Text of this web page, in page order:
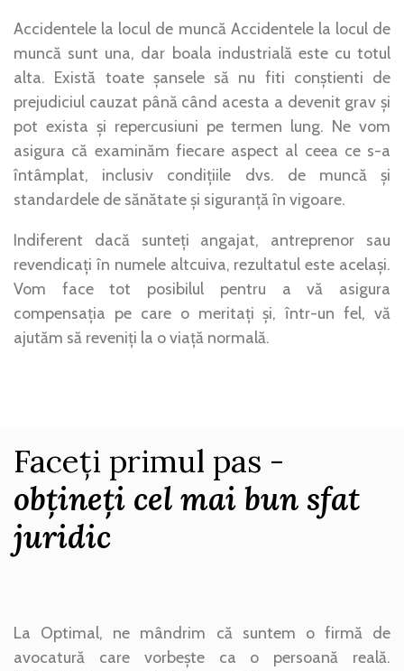
Accidentele la locul de muncă Accidentele la locul de
muncă sunt una, dar boala industrială este cu totul
alta. Există toate șansele să nu fiti conștienti de
prejudiciul cauzat până când acesta a devenit grav și
pot exista și repercusiuni pe termen lung. Ne vom
asigura că examinăm fiecare aspect al ceea ce s-a
întâmplat, inclusiv condițiile dvs. de muncă și
standardele de sănătate și siguranță în vigoare.
Indiferent dacă sunteți angajat, antreprenor sau
revendicați în numele altcuiva, rezultatul este același.
Vom face tot posibilul pentru a vă asigura
compensația pe care o meritați și, într-un fel, vă
ajutăm să reveniți la o viață normală.
Faceți primul pas -
obțineți cel mai bun sfat
juridic
La Optimal, ne mândrim că suntem o firmă de
avocatură care vorbește ca o persoană reală.